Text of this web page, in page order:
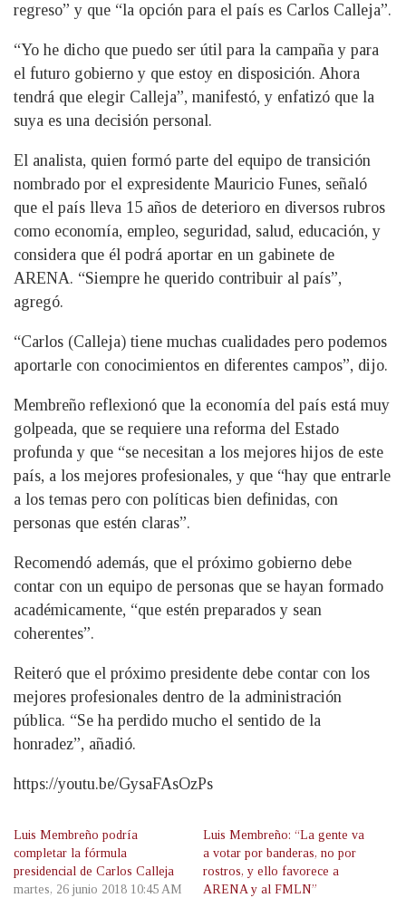
regreso” y que “la opción para el país es Carlos Calleja”.
“Yo he dicho que puedo ser útil para la campaña y para
el futuro gobierno y que estoy en disposición. Ahora
tendrá que elegir Calleja”, manifestó, y enfatizó que la
suya es una decisión personal.
El analista, quien formó parte del equipo de transición
nombrado por el expresidente Mauricio Funes, señaló
que el país lleva 15 años de deterioro en diversos rubros
como economía, empleo, seguridad, salud, educación, y
considera que él podrá aportar en un gabinete de
ARENA. “Siempre he querido contribuir al país”,
agregó.
“Carlos (Calleja) tiene muchas cualidades pero podemos
aportarle con conocimientos en diferentes campos”, dijo.
Membreño reflexionó que la economía del país está muy
golpeada, que se requiere una reforma del Estado
profunda y que “se necesitan a los mejores hijos de este
país, a los mejores profesionales, y que “hay que entrarle
a los temas pero con políticas bien definidas, con
personas que estén claras”.
Recomendó además, que el próximo gobierno debe
contar con un equipo de personas que se hayan formado
académicamente, “que estén preparados y sean
coherentes”.
Reiteró que el próximo presidente debe contar con los
mejores profesionales dentro de la administración
pública. “Se ha perdido mucho el sentido de la
honradez”, añadió.
https://youtu.be/GysaFAsOzPs
Luis Membreño podría
completar la fórmula
presidencial de Carlos Calleja
martes, 26 junio 2018 10:45 AM
Luis Membreño: “La gente va
a votar por banderas, no por
rostros, y ello favorece a
ARENA y al FMLN”